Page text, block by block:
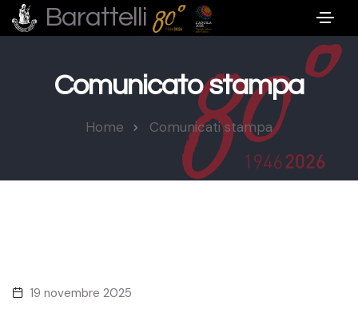
Barattelli
Comunicato stampa
Home Comunicati stampa
19 novembre 2025